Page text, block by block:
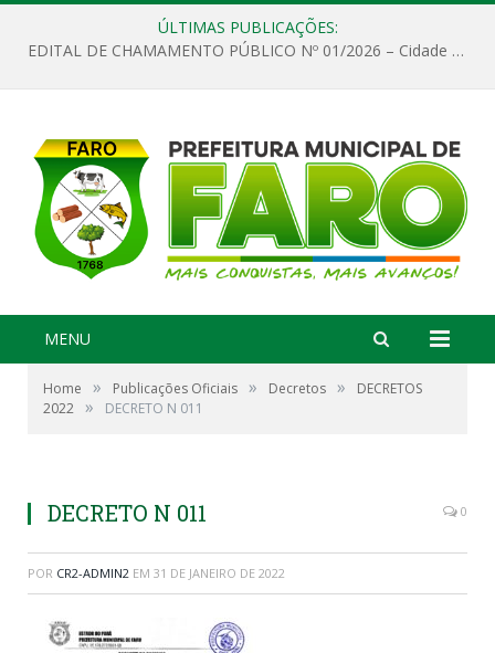
ÚLTIMAS PUBLICAÇÕES:
EDITAL DE CHAMAMENTO PÚBLICO Nº 01/2026 – Cidade de Faro
MENU
Home » Publicações Oficiais » Decretos »
DECRETOS
2022 » DECRETO N 011
DECRETO N 011 0
POR CR2-ADMIN2 EM 31 DE JANEIRO DE 2022